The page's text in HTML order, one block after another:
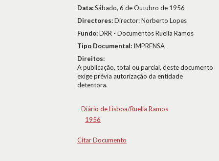
Data:Sábado, 6 de Outubro de 1956
Directores:Director: Norberto Lopes
Fundo:DRR - Documentos Ruella Ramos
Tipo Documental: IMPRENSA
Direitos:
A publicação, total ou parcial, deste documento
exige prévia autorização da entidade
detentora.
Diário de Lisboa/Ruella Ramos
1956
Citar Documento